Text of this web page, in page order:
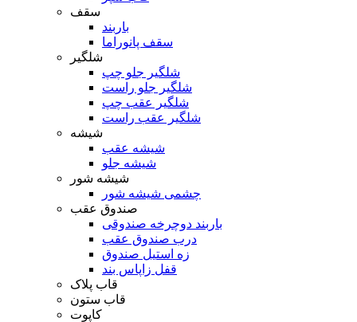
سقف
باربند
سقف پانوراما
شلگیر
شلگیر جلو چپ
شلگیر جلو راست
شلگیر عقب چپ
شلگیر عقب راست
شیشه
شیشه عقب
شیشه جلو
شیشه شور
چشمی شیشه شور
صندوق عقب
باربند دوچرخه صندوقی
درب صندوق عقب
زه استیل صندوق
قفل زاپاس بند
قاب پلاک
قاب ستون
کاپوت